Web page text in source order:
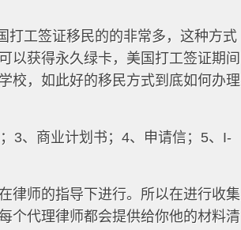
打工签证移民的的非常多，这种方式
以获得永久绿卡，美国打工签证期间
校，如此好的移民方式到底如何办理
3、商业计划书；4、申请信；5、I-
律师的指导下进行。所以在进行收集
个代理律师都会提供给你他的材料清